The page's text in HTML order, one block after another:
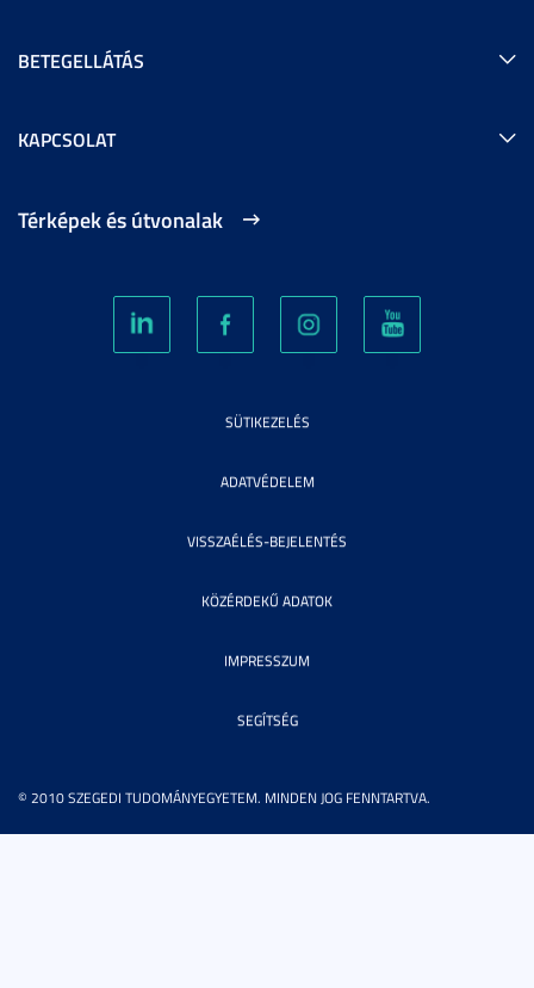
BETEGELLÁTÁS
KAPCSOLAT
Térképek és útvonalak
© 2010 SZEGEDI TUDOMÁNYEGYETEM. MINDEN JOG FENNTARTVA.
SÜTIKEZELÉS
ADATVÉDELEM
VISSZAÉLÉS-BEJELENTÉS
KÖZÉRDEKŰ ADATOK
IMPRESSZUM
SEGÍTSÉG